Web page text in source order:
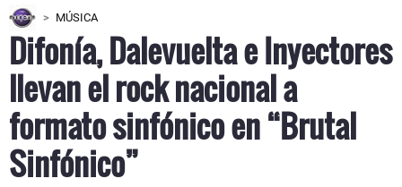
MÚSICA
Difonía, Dalevuelta e Inyectores
llevan el rock nacional a
formato sinfónico en “Brutal
Sinfónico”